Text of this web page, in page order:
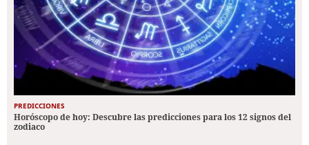
PREDICCIONES
Horóscopo de hoy: Descubre las predicciones para los 12 signos del
zodiaco